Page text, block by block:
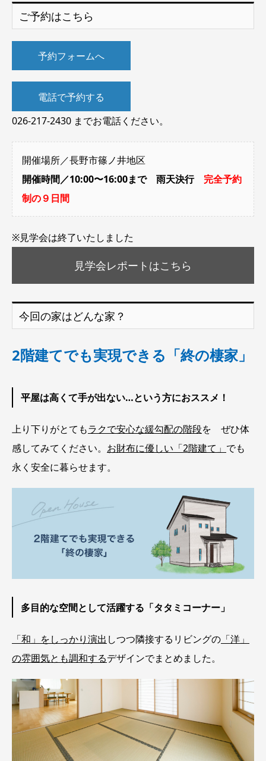
ご予約はこちら
予約フォームへ
電話で予約する
026-217-2430 までお電話ください。
開催場所／長野市篠ノ井地区
開催時間／10:00〜16:00まで 雨天決行 完全予約
制の９日間
※見学会は終了いたしました
見学会レポートはこちら
今回の家はどんな家？
2階建てでも実現できる「終の棲家」
平屋は高くて手が出ない…という方におススメ！
上り下りがとてもラクで安心な緩勾配の階段を ぜひ体
感してみてください。 お財布に優しい「2階建て」 でも
永く安全に暮らせます。
多目的な空間として活躍する「タタミコーナー」
「和」をしっかり演出 しつつ隣接するリビングの 「洋」
の雰囲気とも調和するデザインでまとめました。